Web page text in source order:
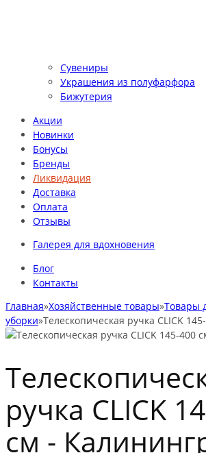
Сувениры
Украшения из полуфарфора
Бижутерия
Акции
Новинки
Бонусы
Бренды
Ликвидация
Доставка
Оплата
Отзывы
Галерея для вдохновения
Блог
Контакты
Главная»Хозяйственные товары»Товары
уборки»Телескопическая ручка CLICK
ручка CLICK
см -